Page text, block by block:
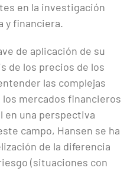
en la investigación
y financiera.
de aplicación de su
de los precios de los
las complejas
mercados financieros
en una perspectiva
campo, Hansen se ha
de la diferencia
(situaciones con